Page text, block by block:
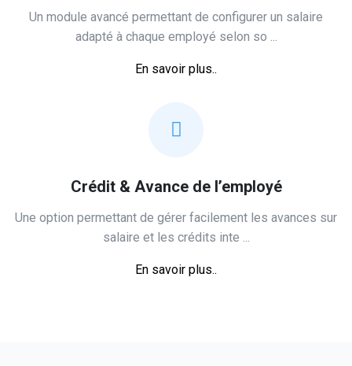
Un module avancé permettant de configurer un salaire
adapté à chaque employé selon so ...
En savoir plus..
Crédit & Avance de l’employé
Une option permettant de gérer facilement les avances sur
salaire et les crédits inte ...
En savoir plus..